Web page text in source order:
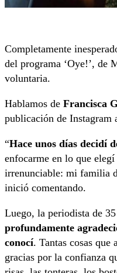
Completamente
del programa ‘Oye!’, de
voluntaria.
Hablamos de Francisca
publicación de Instagram
“Hace unos días decidí
enfocarme en lo que
irrenunciable: mi familia
inició comentando.
Luego, la periodista de
profundamente
conocí. Tantas cosas que
gracias por la confianza